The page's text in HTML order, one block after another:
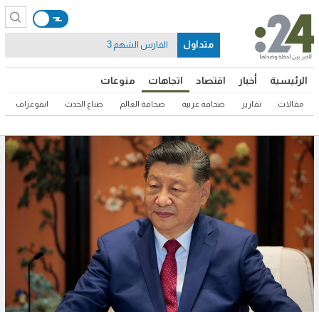
الرئيسية أخبار اقتصاد اتجاهات
مقالات تقارير صحافة عربية صحافة العالم صناع الحدث انفوغراف
منوعات
متداول الفارس الشهم 3